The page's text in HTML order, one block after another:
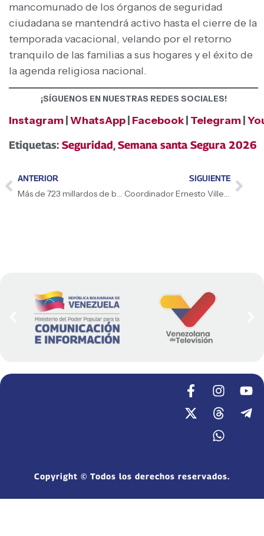
mancomunado de los órganos de seguridad
ciudadana se mantendrá activo hasta el cierre de la
temporada vacacional, velando por el retorno
tranquilo de las familias a sus hogares y el éxito de
la agenda religiosa nacional.
¡SÍGUENOS EN NUESTRAS REDES SOCIALES!
Instagram WhatsApp Facebook Telegram
Etiquetas: Seguridad,Semana santa Segura 2026
ANTERIOR
Más de 723 millardos de bolívares recaudó el SENIAT durante el mes de marzo
SIGUIENTE
Coordinador Ernesto Villegas anuncia incorporación de Feliciano Reyna a la Comisión para la Paz y la Convivencia
Copyright © Todos los derechos reservados.